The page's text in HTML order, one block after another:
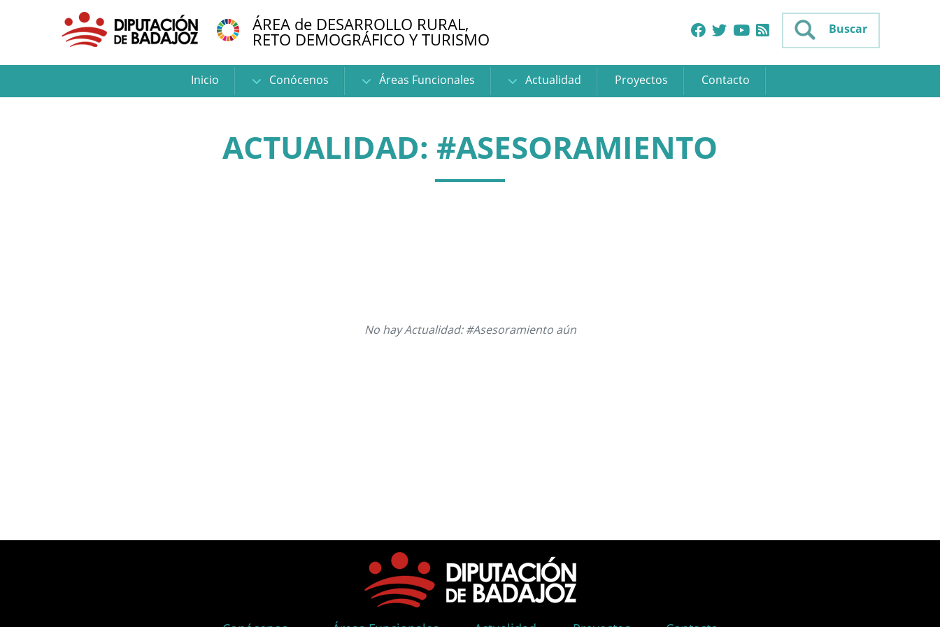
ÁREA de DESARROLLO RURAL,
RETO DEMOGRÁFICO Y TURISMO Buscar
Inicio Conócenos Áreas Funcionales Actualidad Proyectos Contacto
ACTUALIDAD: #ASESORAMIENTO
No hay Actualidad: #Asesoramiento aún